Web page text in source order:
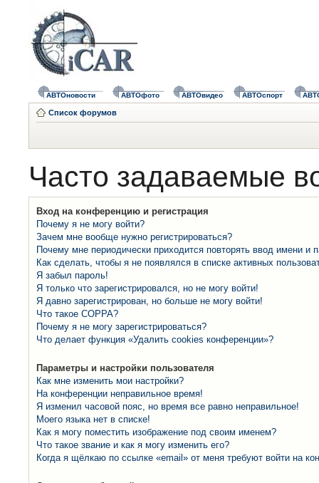
АВТОновости АВТОфото АВТОвидео АВТОспорт
Список форумов
Часто задаваемые
Вход на конференцию и регистрация
Почему я не могу войти?
Зачем мне вообще нужно регистрироваться?
Почему мне периодически приходится повторять ввод имени и
Как сделать, чтобы я не появлялся в списке активных
Я забыл пароль!
Я только что зарегистрировался, но не могу войти!
Я давно зарегистрирован, но больше не могу войти!
Что такое COPPA?
Почему я не могу зарегистрироваться?
Что делает функция «Удалить cookies конференции»?
Параметры и настройки пользователя
Как мне изменить мои настройки?
На конференции неправильное время!
Я изменил часовой пояс, но время все равно неправильное!
Моего языка нет в списке!
Как я могу поместить изображение под своим именем?
Что такое звание и как я могу изменить его?
Когда я щёлкаю по ссылке «email» от меня требуют войти на